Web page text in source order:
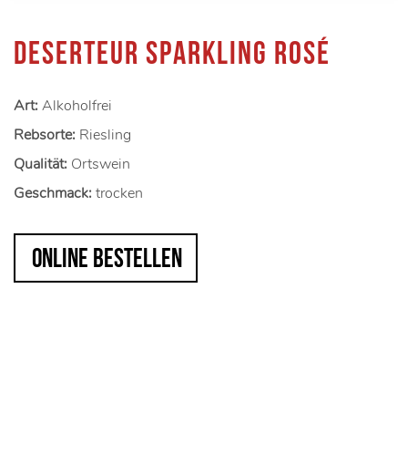
DESERTEUR SPARKLING ROSÉ
Art: Alkoholfrei
Rebsorte: Riesling
Qualität: Ortswein
Geschmack: trocken
online bestellen